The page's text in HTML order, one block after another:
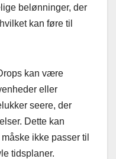
belønninger, der
kan føre til
kan være
eller
seere, der
Dette kan
ikke passer til
tidsplaner.